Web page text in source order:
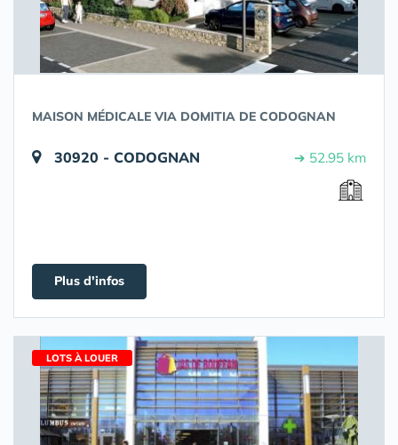
MAISON MÉDICALE VIA DOMITIA DE CODOGNAN
30920 - CODOGNAN ➔ 52.95 km
Plus d'infos
LOTS À LOUER